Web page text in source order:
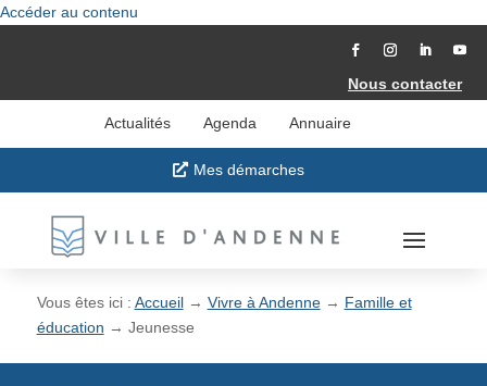
Accéder au contenu
Nous contacter
Actualités Agenda Annuaire
Mes démarches
Vous êtes ici : Accueil→ Vivre à Andenne→ Famille et
éducation → Jeunesse